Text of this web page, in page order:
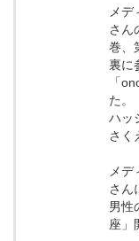
メ
さん
巻、
裏に
「
た。
ハッ
さく
メ
さん
男性
座」